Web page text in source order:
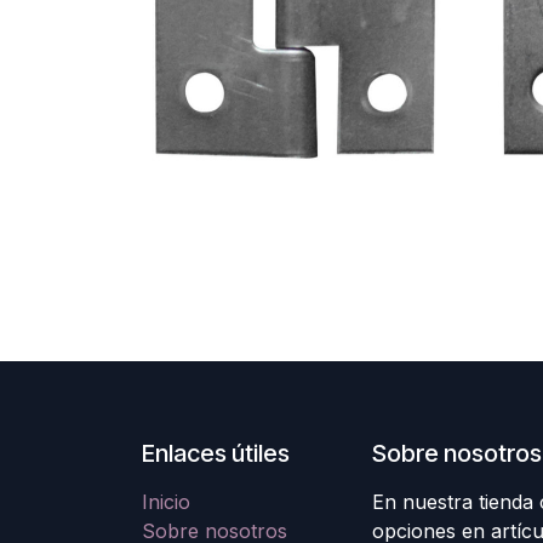
Enlaces útiles
Inicio
Sobre nosotros
Sobre nosotros
En nuestra tienda
opciones en